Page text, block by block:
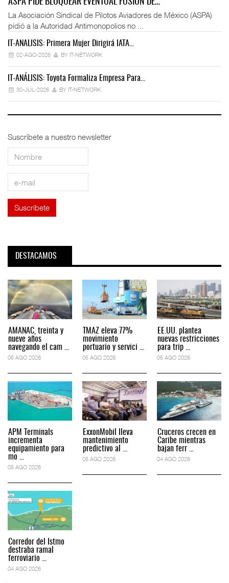
ASPA PIDE BLOQUEAR EVENTUAL FUSIÓN DE…
La Asociación Sindical de Pilotos Aviadores de México (ASPA)
pidió a la Autoridad Antimonopolios no ...
IT-ANÁLISIS: Primera Mujer Dirigirá IATA…
02-AGO-2026 BY IT-NETWORK
IT-ANÁLISIS: Toyota Formaliza Empresa Para…
30-JUL-2026 BY IT-NETWORK
Suscríbete a nuestro newsletter
DESTACAMOS
AMANAC, treinta y
nueve años
navegando el cam ...
05 AGO 2026
APM Terminals
incrementa
equipamiento para
mo ...
05 AGO 2026
Corredor del Istmo
destraba ramal
ferroviario ...
04 AGO 2026
TMAZ eleva 77%
movimiento
portuario y servici ...
05 AGO 2026
ExxonMobil lleva
mantenimiento
predictivo al ...
05 AGO 2026
EE.UU. plantea
nuevas restricciones
para trip ...
05 AGO 2026
Cruceros crecen en
Caribe mientras
bajan ferr ...
04 AGO 2026